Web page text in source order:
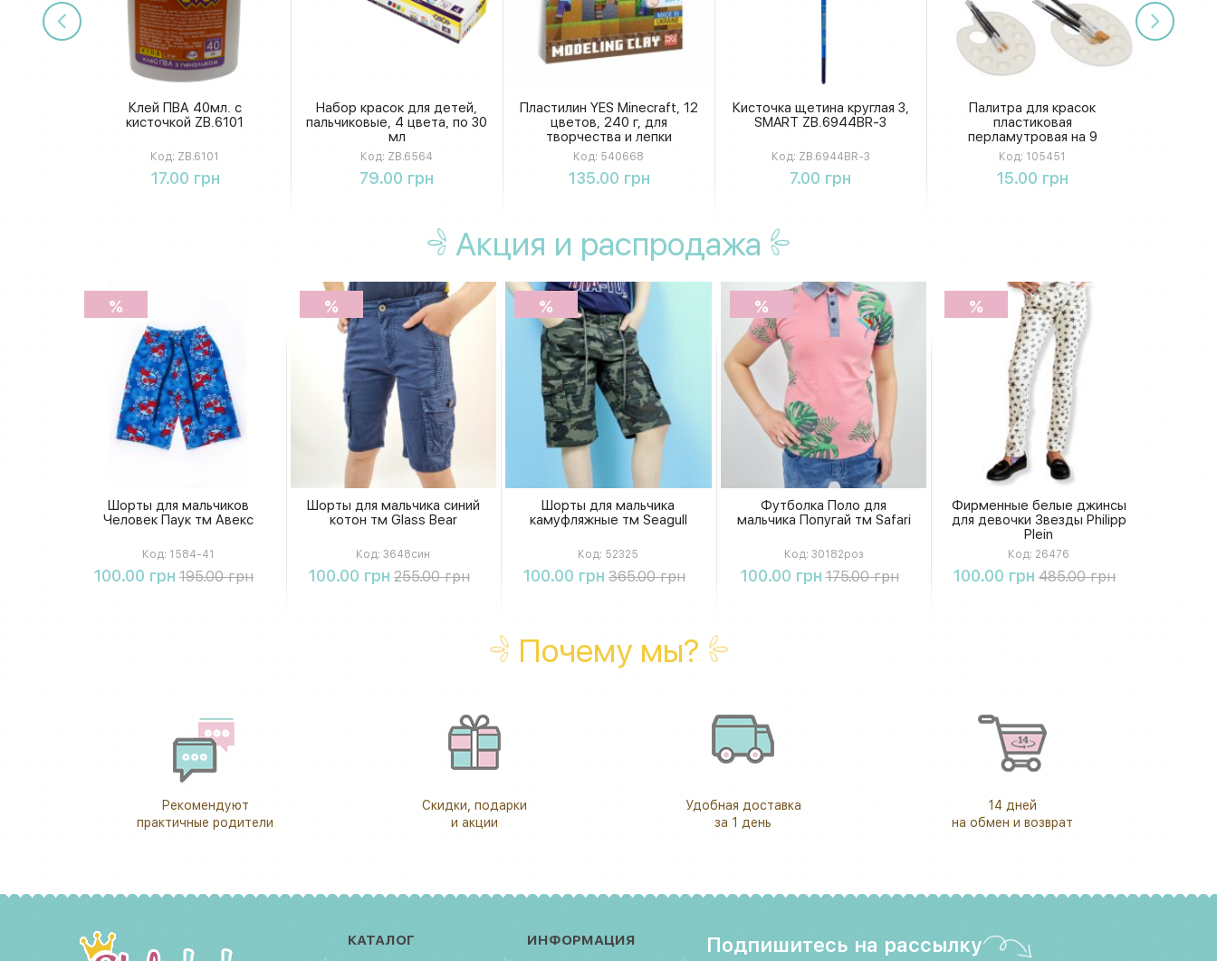
Клей ПВА 40мл. с
кисточкой ZB.6101
Код: ZB.6101
17.00 грн
Купить
Набор красок для детей,
пальчиковые, 4 цвета, по 30
мл
Код: ZB.6564
79.00 грн
Купить
Пластилин YES Minecraft, 12
цветов, 240 г, для
творчества и лепки
Код: 540668
135.00 грн
Купить
Кисточка щетина круглая 3,
SMART ZB.6944BR-3
Код: ZB.6944BR-3
7.00 грн
Палитра для красок
пластиковая
перламутровая на 9
цветов. 105451
Код: 105451
15.00 грн
Купить
Акция и распродажа
%
Шорты для мальчиков
Человек Паук тм Авекс
Код: 1584-41
100.00 грн 195.00 грн
Купить
%
Шорты для мальчика синий
котон тм Glass Bear
Код: 3648син
100.00 грн 255.00 грн
Купить
%
Шорты для мальчика
камуфляжные тм Seagull
Код: 52325
100.00 грн 365.00 грн
Купить
%
Футболка Поло для
мальчика Попугай тм Safari
Код: 30182роз
100.00 грн 175.00 грн
Купить
%
Фирменные белые джинсы
для девочки Звезды Philipp
Plein
Код: 26476
100.00 грн 485.00 грн
Купить
Почему мы?
Рекомендуют
практичные родители
Скидки, подарки
и акции
Удобная доставка
за 1 день
14 дней
на обмен и возврат
КАТАЛОГ ИНФОРМАЦИЯ Подпишитесь на рассылку